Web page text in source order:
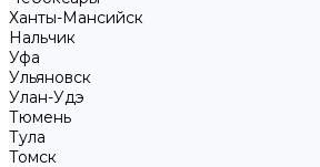
Ханты-Мансийск
Нальчик
Уфа
Ульяновск
Улан-Удэ
Тюмень
Тула
Томск